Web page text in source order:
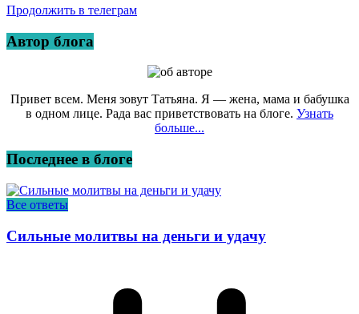
Продолжить в телеграм
Автор блога
Привет всем. Меня зовут Татьяна. Я — жена, мама и бабушка
в одном лице. Рада вас приветствовать на блоге. Узнать
больше...
Последнее в блоге
Все ответы
Сильные молитвы на деньги и удачу